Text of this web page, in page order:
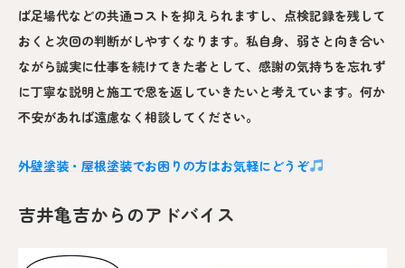
ば足場代などの共通コストを抑えられますし、点検記録を残して
おくと次回の判断がしやすくなります。私自身、弱さと向き合い
ながら誠実に仕事を続けてきた者として、感謝の気持ちを忘れず
に丁寧な説明と施工で恩を返していきたいと考えています。何か
不安があれば遠慮なく相談してください。
外壁塗装・屋根塗装でお困りの方はお気軽にどうぞ
吉井亀吉からのアドバイス